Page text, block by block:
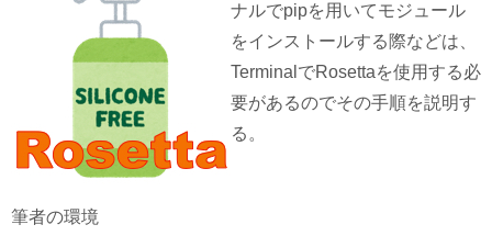
ナルでpipを用いてモジュール
をインストールする際などは、
TerminalでRosettaを使用する必
要があるのでその手順を説明す
る。
筆者の環境